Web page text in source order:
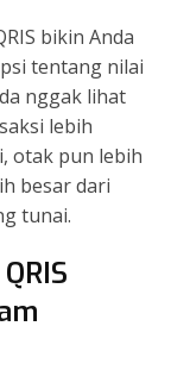
bikin Anda
tentang nilai
nggak lihat
lebih
otak pun lebih
besar dari
tunai.